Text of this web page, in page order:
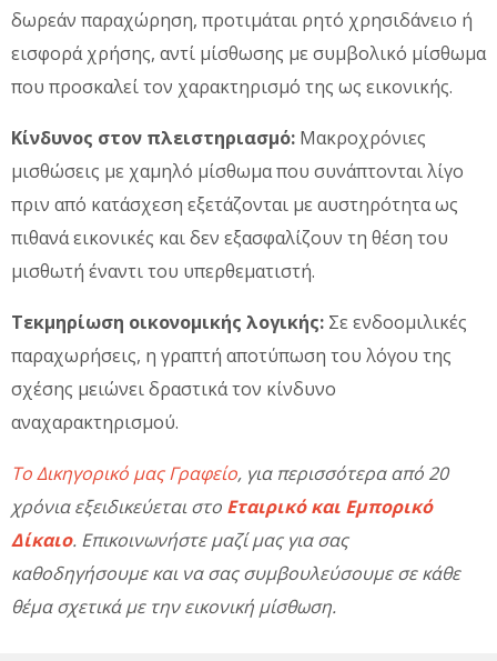
δωρεάν παραχώρηση, προτιμάται ρητό χρησιδάνειο ή
εισφορά χρήσης, αντί μίσθωσης με συμβολικό μίσθωμα
που προσκαλεί τον χαρακτηρισμό της ως εικονικής.
Κίνδυνος στον πλειστηριασμό: Μακροχρόνιες
μισθώσεις με χαμηλό μίσθωμα που συνάπτονται λίγο
πριν από κατάσχεση εξετάζονται με αυστηρότητα ως
πιθανά εικονικές και δεν εξασφαλίζουν τη θέση του
μισθωτή έναντι του υπερθεματιστή.
Τεκμηρίωση οικονομικής λογικής: Σε ενδοομιλικές
παραχωρήσεις, η γραπτή αποτύπωση του λόγου της
σχέσης μειώνει δραστικά τον κίνδυνο
αναχαρακτηρισμού.
Το Δικηγορικό μας Γραφείο, για περισσότερα από 20
χρόνια εξειδικεύεται στο Εταιρικό και Εμπορικό
Δίκαιο. Επικοινωνήστε μαζί μας για σας
καθοδηγήσουμε και να σας συμβουλεύσουμε σε κάθε
θέμα σχετικά με την εικονική μίσθωση.